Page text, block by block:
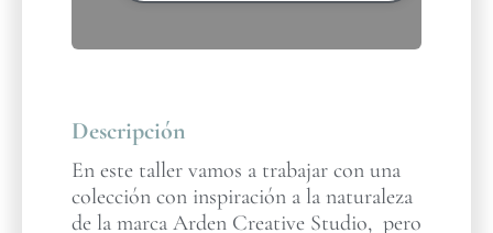
Descripción
En este taller vamos a trabajar con una
colección con inspiración a la naturaleza
de la marca Arden Creative Studio, pero